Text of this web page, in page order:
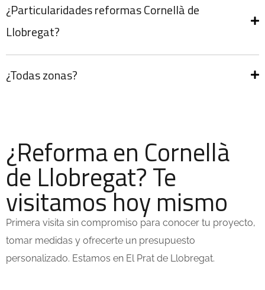
¿Particularidades reformas Cornellà de
Llobregat?
¿Todas zonas?
¿Reforma en Cornellà
de Llobregat? Te
visitamos hoy mismo
Primera visita sin compromiso para conocer tu proyecto,
tomar medidas y ofrecerte un presupuesto
personalizado. Estamos en El Prat de Llobregat.